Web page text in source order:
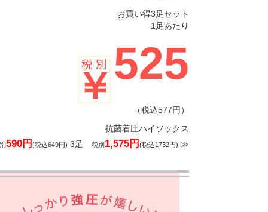
お買い得3足セット
1足あたり
525
（税込577円）
抗菌着圧ハイソックス
590円 (税込649円) 3足 税別1,575円 (税込1732円) ≫